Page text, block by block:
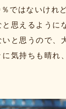
ではないけれ
思えるように
と思うので、
気持ちも晴れ